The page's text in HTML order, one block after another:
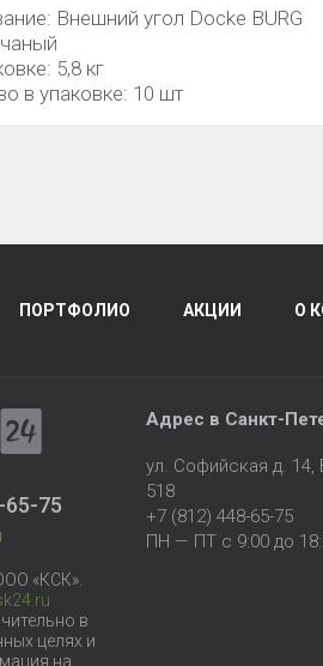
Внешний угол Docke BURG
5,8 кг
в упаковке: 10 шт
ПОРТФОЛИО АКЦИИ О
65-75
«КСК».
в
целях и
на
Адрес в Санкт-
ул. Софийская д.
518
+7 (812) 448-65-75
ПН — ПТ с 9:00 до